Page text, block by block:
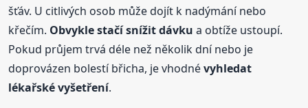
šťáv. U citlivých osob může dojít k nadýmání nebo
křečím. Obvykle stačí snížit dávku a obtíže ustoupí.
Pokud průjem trvá déle než několik dní nebo je
doprovázen bolestí břicha, je vhodnévyhledat
lékařské vyšetření.